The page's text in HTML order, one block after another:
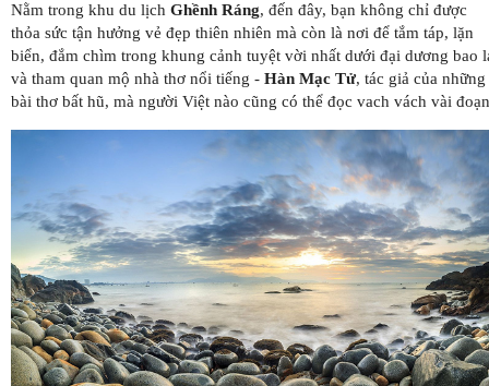
Nằm trong khu du lịch Ghềnh Ráng, đến đây, bạn không chỉ được
thỏa sức tận hưởng vẻ đẹp thiên nhiên mà còn là nơi để tắm táp, lặn
biển, đắm chìm trong khung cảnh tuyệt vời nhất dưới đại dương bao
và tham quan mộ nhà thơ nổi tiếng - Hàn Mạc Tử, tác giả của những
bài thơ bất hũ, mà người Việt nào cũng có thể đọc vach vách vài